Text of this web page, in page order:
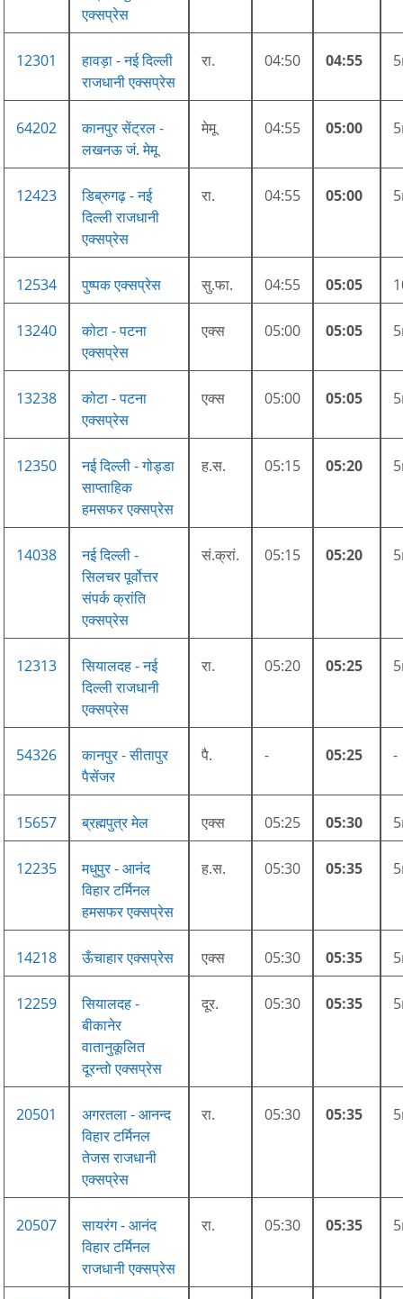
एक्सप्रेस
12301
हावड़ा - नई दिल्ली
राजधानी एक्सप्रेस
रा. 04:50 04:55
64202
कानपुर सेंट्रल -
लखनऊ जं. मेमू
मेमू 04:55 05:00
12423
डिब्रुगढ़ - नई
दिल्ली राजधानी
एक्सप्रेस
रा. 04:55 05:00
12534 पुष्पक एक्सप्रेस सु.फा. 04:55 05:05
13240
कोटा - पटना
एक्सप्रेस
एक्स 05:00 05:05
13238
कोटा - पटना
एक्सप्रेस
एक्स 05:00 05:05
12350
नई दिल्ली - गोड्डा
साप्ताहिक
हमसफर एक्सप्रेस
ह.स. 05:15 05:20
14038
नई दिल्ली -
सिलचर पूर्वोत्तर
संपर्क क्रांति
एक्सप्रेस
सं.क्रां. 05:15 05:20
12313
सियालदह - नई
दिल्ली राजधानी
एक्सप्रेस
रा. 05:20 05:25
54326
कानपुर - सीतापुर
पैसेंजर
पै. - 05:25 -
15657 ब्रह्मपुत्र मेल एक्स 05:25 05:30
12235
मधुपुर - आनंद
विहार टर्मिनल
हमसफर एक्सप्रेस
ह.स. 05:30 05:35
14218 ऊँचाहार एक्सप्रेस एक्स 05:30 05:35
12259
सियालदह -
बीकानेर
वातानुकूलित
दूरन्तो एक्सप्रेस
दूर. 05:30 05:35
20501
अगरतला - आनन्द
विहार टर्मिनल
तेजस राजधानी
एक्सप्रेस
रा. 05:30 05:35
20507
सायरंग - आनंद
विहार टर्मिनल
राजधानी एक्सप्रेस
रा. 05:30 05:35